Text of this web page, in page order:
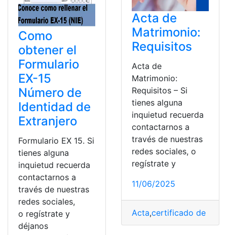
Como
obtener el
Formulario
EX-15
Número de
Identidad de
Extranjero
Formulario EX 15. Si
tienes alguna
inquietud recuerda
contactarnos a
través de nuestras
redes sociales,
o regístrate y
déjanos
Acta de
Matrimonio:
Requisitos
Acta de
Matrimonio:
Requisitos – Si
tienes alguna
inquietud recuerda
contactarnos a
través de nuestras
redes sociales, o
regístrate y
11/06/2025
Acta,certificado de